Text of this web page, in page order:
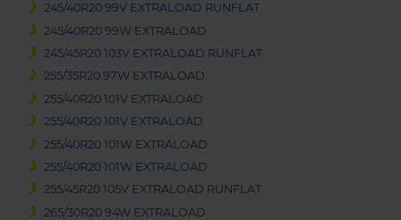
245/40R20 99V EXTRALOAD RUNFLAT
245/40R20 99W EXTRALOAD
245/45R20 103V EXTRALOAD RUNFLAT
255/35R20 97W EXTRALOAD
255/40R20 101V EXTRALOAD
255/40R20 101V EXTRALOAD
255/40R20 101W EXTRALOAD
255/40R20 101W EXTRALOAD
255/45R20 105V EXTRALOAD RUNFLAT
265/30R20 94W EXTRALOAD